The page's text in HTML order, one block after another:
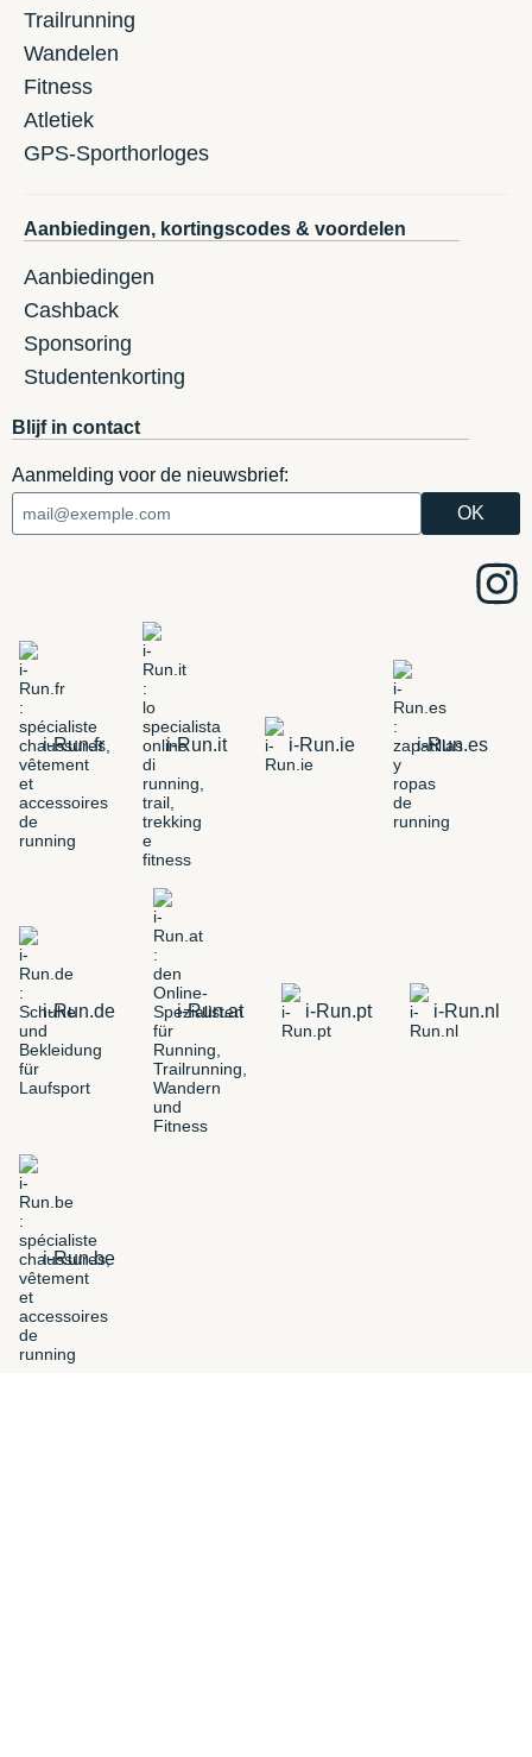
Trailrunning
Wandelen
Fitness
Atletiek
GPS-Sporthorloges
Aanbiedingen, kortingscodes & voordelen
Aanbiedingen
Cashback
Sponsoring
Studentenkorting
Blijf in contact
Aanmelding voor de nieuwsbrief:
i-Run.fr i-Run.it i-Run.ie i-Run.es
i-Run.de i-Run.at i-Run.pt i-Run.nl
i-Run.be